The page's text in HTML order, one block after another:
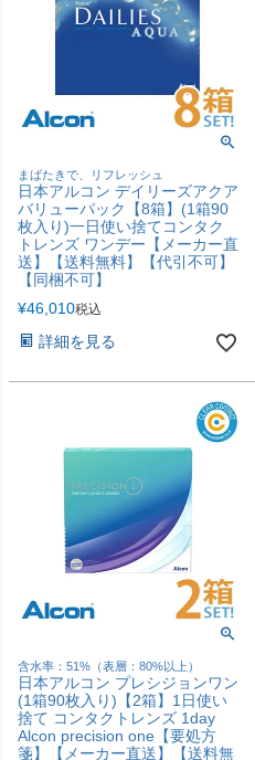
まばたきで、リフレッシュ
日本アルコン デイリーズアクア
バリューパック【8箱】(1箱90
枚入り)一日使い捨てコンタク
トレンズ ワンデー【メーカー直
送】【送料無料】【代引不可】
【同梱不可】
¥46,010税込
詳細を見る
含水率：51%（表層：80%以上）
日本アルコン プレシジョンワン
(1箱90枚入り)【2箱】1日使い
捨て コンタクトレンズ 1day
Alcon precision one【要処方
箋】【メーカー直送】【送料無